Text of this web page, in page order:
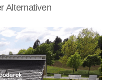
Alternativen